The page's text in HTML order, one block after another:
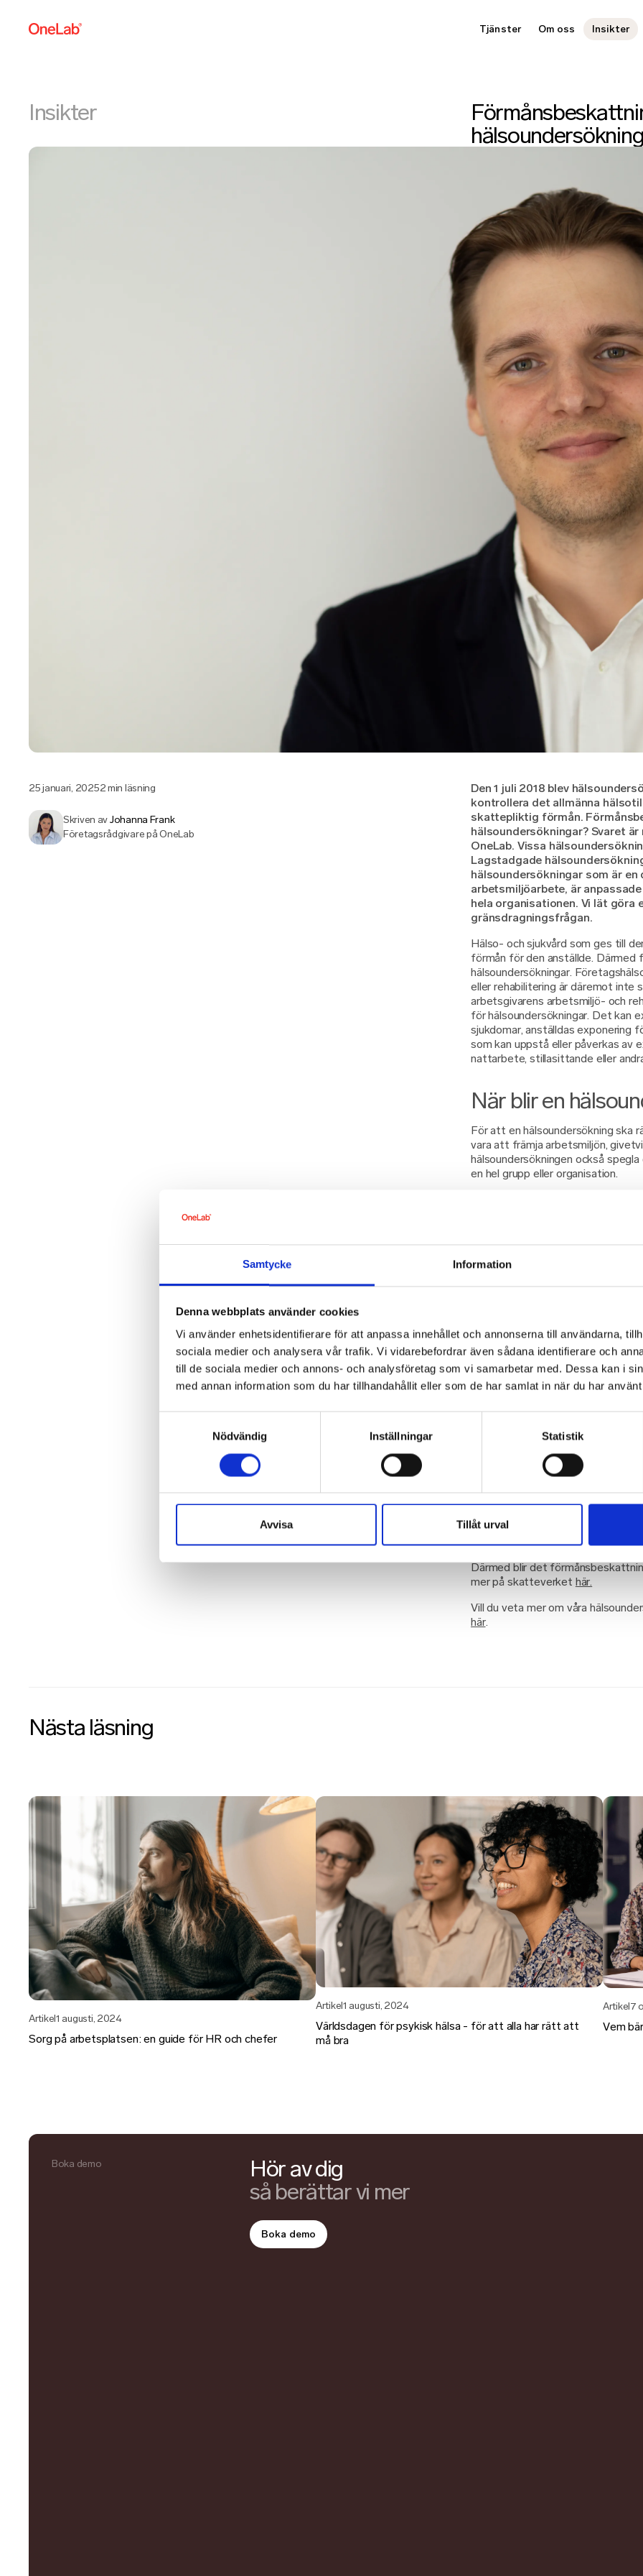
Samtycke Information
Denna webbplats använder cookies
Vi använder enhetsidentifierare för att anpassa innehållet och annonserna till användarna,
sociala medier och analysera vår trafik. Vi vidarebefordrar även sådana identifierare och
till de sociala medier och annons- och analysföretag som vi samarbetar med. Dessa kan i
med annan information som du har tillhandahållit eller som de har samlat in när du har
Nödvändig
Inställningar Statistik
Avvisa Tillåt urval
Tjänster Om oss Insikter
Insikter
25 januari, 20252 min läsning
Skriven avJohanna Frank
Företagsrådgivare på OneLab
Den 1 juli 2018 blev
kontrollera det allmänna
skattepliktig förmån.
hälsoundersökningar? Svaret
OneLab. Vissa
Lagstadgade
hälsoundersökningar som är en
arbetsmiljöarbete, är
hela organisationen. Vi lät göra
gränsdragningsfrågan.
Hälso- och sjukvård som ges till
förmån för den anställde. Därmed
hälsoundersökningar.
eller rehabilitering är däremot inte
arbetsgivarens arbetsmiljö- och
för hälsoundersökningar. Det kan
sjukdomar, anställdas exponering
som kan uppstå eller påverkas av
nattarbete, stillasittande eller
När blir en
För att en hälsoundersökning ska
vara att främja arbetsmiljön,
hälsoundersökningen också
en hel grupp eller organisation.
OneLab:s hälso- och
att skapa en bättre arbetsmiljö
specifika förhållandena på
undersökningen är skattefri
ohälsa kopplat till arbetet.
valet av prover avpassas då för
specifika arbetsmiljöriskerna.
Kundens syfte
Kundens syfte och specifika
skattefriheten.
företagets arbetsplats och
Förmånsbeskattning av vissa
ifrågasätta delar av
arbetsmiljörisker som finns på
Generellt bedömer vi att vår
förmånsgrundande om tjänsterna
Därmed blir det
mer på skatteverket här.
Vill du veta mer om våra
här.
Nästa läsning
Artikel1 augusti, 2024
Sorg på arbetsplatsen: en guide för HR och chefer
Artikel1 augusti, 2024
Världsdagen för psykisk hälsa - för att alla har rätt att
må bra
Artikel7
Vem
Boka demo
Hör av dig
så berättar vi mer
Boka demo